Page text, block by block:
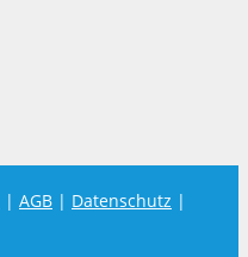
| AGB | Datenschutz |